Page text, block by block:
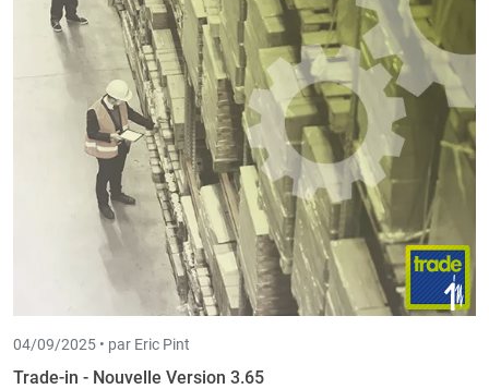
"Priorité" a été ajouté au niveau de la grille des codes-barres.
Une nouvelle grille a aussi été ajoutée afin de définir quels
fournisseurs sont associés aux code-barres. Dans les
impressions d’étiquettes, il est possible de filtrer sur ces
nouveaux champs.
04/09/2025 • par Eric Pint
Trade-in - Nouvelle Version 3.65